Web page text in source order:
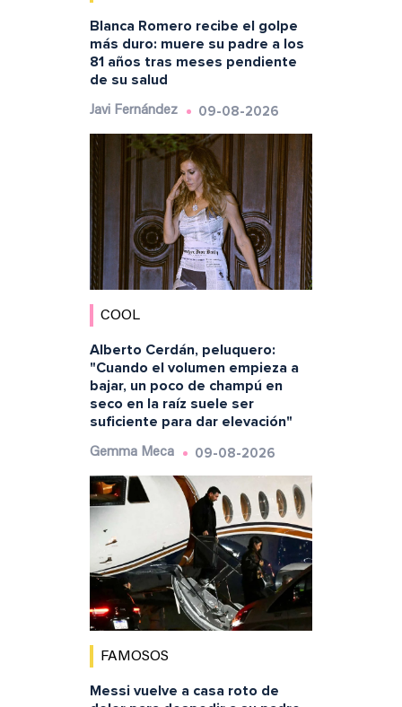
Blanca Romero recibe el golpe
más duro: muere su padre a los
81 años tras meses pendiente
de su salud
Javi Fernández 09-08-2026
COOL
Alberto Cerdán, peluquero:
"Cuando el volumen empieza a
bajar, un poco de champú en
seco en la raíz suele ser
suficiente para dar elevación"
Gemma Meca 09-08-2026
FAMOSOS
Messi vuelve a casa roto de